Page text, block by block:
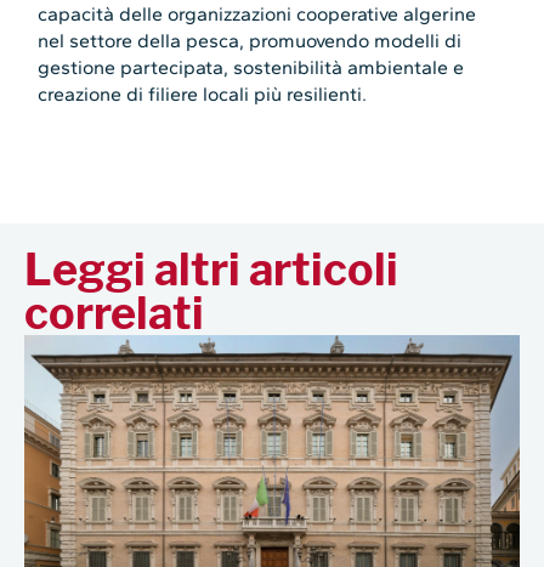
capacità delle organizzazioni cooperative algerine
nel settore della pesca, promuovendo modelli di
gestione partecipata, sostenibilità ambientale e
creazione di filiere locali più resilienti.
Leggi altri articoli
correlati